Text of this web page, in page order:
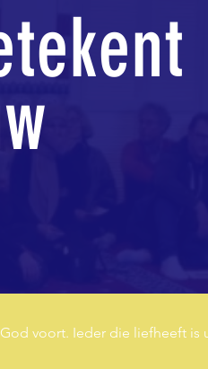
voort. Ieder die liefheeft is